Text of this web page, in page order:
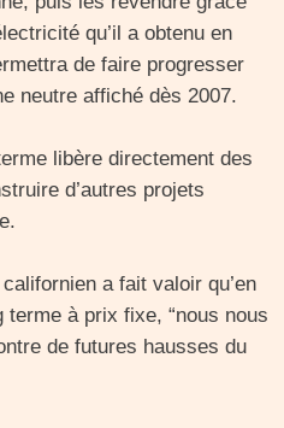
qu’il a obtenu en
de faire progresser
neutre affiché dès 2007.
libère directement des
d’autres projets
a fait valoir qu’en
terme à prix fixe, “nous nous
de futures hausses du